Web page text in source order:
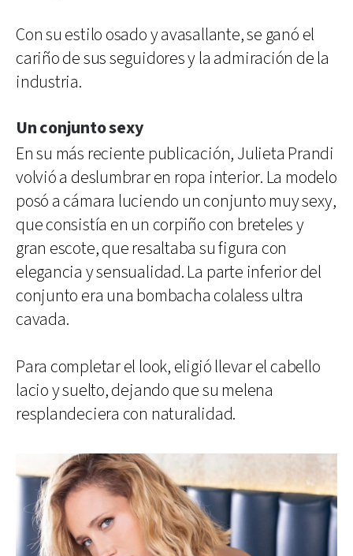
Con su estilo osado y avasallante, se ganó el
cariño de sus seguidores y la admiración de la
industria.
Un conjunto sexy
En su más reciente publicación, Julieta Prandi
volvió a deslumbrar en ropa interior. La modelo
posó a cámara luciendo un conjunto muy sexy,
que consistía en un corpiño con breteles y
gran escote, que resaltaba su figura con
elegancia y sensualidad. La parte inferior del
conjunto era una bombacha colaless ultra
cavada.
Para completar el look, eligió llevar el cabello
lacio y suelto, dejando que su melena
resplandeciera con naturalidad.